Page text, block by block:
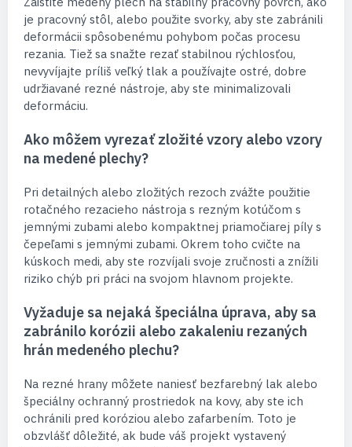
je pracovný stôl, alebo použite svorky, aby ste zabránili
deformácii spôsobenému pohybom počas procesu
rezania. Tiež sa snažte rezať stabilnou rýchlosťou,
nevyvíjajte príliš veľký tlak a používajte ostré, dobre
udržiavané rezné nástroje, aby ste minimalizovali
deformáciu.
Ako môžem vyrezať zložité vzory alebo vzory
na medené plechy?
Pri detailných alebo zložitých rezoch zvážte použitie
rotačného rezacieho nástroja s rezným kotúčom s
jemnými zubami alebo kompaktnej priamočiarej píly s
čepeľami s jemnými zubami. Okrem toho cvičte na
kúskoch medi, aby ste rozvíjali svoje zručnosti a znížili
riziko chýb pri práci na svojom hlavnom projekte.
Vyžaduje sa nejaká špeciálna úprava, aby sa
zabránilo korózii alebo zakaleniu rezaných
hrán medeného plechu?
Na rezné hrany môžete naniesť bezfarebný lak alebo
špeciálny ochranný prostriedok na kovy, aby ste ich
ochránili pred koróziou alebo zafarbením. Toto je
obzvlášť dôležité, ak bude váš projekt vystavený